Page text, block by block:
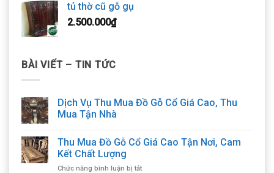
tủ thờ cũ gỗ gụ
2.500.000₫
BÀI VIẾT – TIN TỨC
Dịch Vụ Thu Mua Đồ Gỗ Cổ Giá Cao, Thu
Mua Tận Nhà
Thu Mua Đồ Gỗ Cổ Giá Cao Tận Nơi, Cam
Kết Chất Lượng
Chức năng bình luận bị tắtở